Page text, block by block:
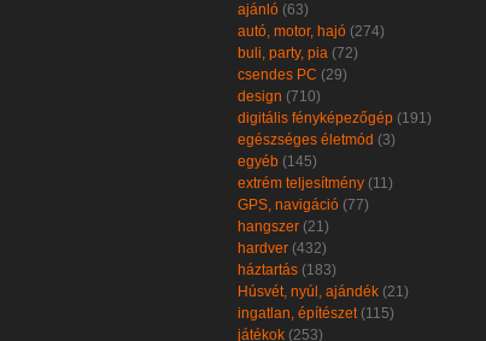
ajánló (63)
autó, motor, hajó (274)
buli, party, pia (72)
csendes PC (29)
design (710)
digitális fényképezőgép (191)
egészséges életmód (3)
egyéb (145)
extrém teljesítmény (11)
GPS, navigáció (77)
hangszer (21)
hardver (432)
háztartás (183)
Húsvét, nyúl, ajándék (21)
ingatlan, építészet(115)
játékok (253)